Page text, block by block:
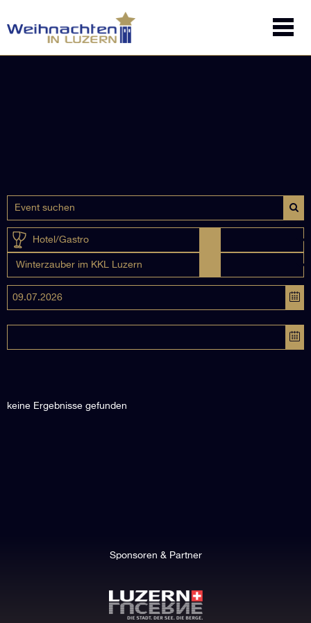
Hotel/Gastro
Winterzauber im KKL Luzern
keine Ergebnisse gefunden
Sponsoren & Partner